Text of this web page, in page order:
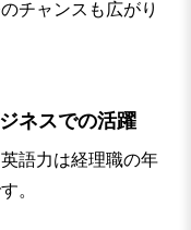
チャンスも広がり
ネスでの活躍
語力は経理職の年
。